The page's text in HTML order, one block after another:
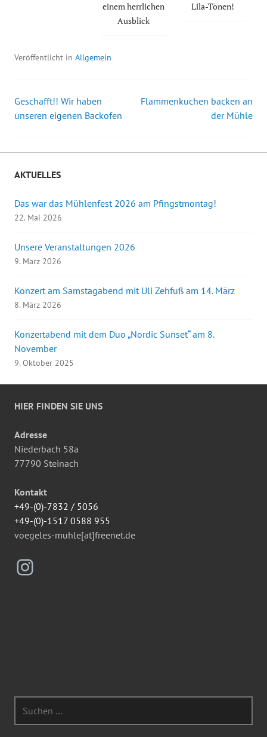
einem herrlichen
Ausblick
Lila-Tönen!
Veröffentlicht in Allgemein
Beitrags-
Geschafft!! Wir haben
unseren eigenen Backofen
Flammenkuchen backen an
der Mühle
AKTUELLES
Das war das Mühlenfest 2026 am Pfingstmontag!
22. Mai 2026
Unsere Veranstaltungen 2026
9. März 2026
Konzert am Samstagabend mit Uli Zehfuß am 14. März
8. März 2026
Konzertabend mit dem Duo „Nordic Sunset“ am 8.
November
9. Oktober 2025
HIER FINDEN SIE UNS
Adresse
Niederbach 58a
77790 Steinach
Kontakt
+49-(0)-7832 / 5056
+49-(0)-1517 0588 955
voegeles-muhle[at]freenet.de
Instagram
nach: